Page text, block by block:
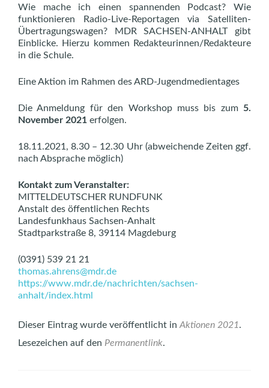
Wie mache ich einen spannenden Podcast? Wie
funktionieren Radio-Live-Reportagen via Satelliten-
Übertragungswagen? MDR SACHSEN-ANHALT gibt
Einblicke. Hierzu kommen Redakteurinnen/Redakteure
in die Schule.
Eine Aktion im Rahmen des ARD-Jugendmedientages
Die Anmeldung für den Workshop muss bis zum 5.
November 2021 erfolgen.
18.11.2021, 8.30 – 12.30 Uhr (abweichende Zeiten ggf.
nach Absprache möglich)
Kontakt zum Veranstalter:
MITTELDEUTSCHER RUNDFUNK
Anstalt des öffentlichen Rechts
Landesfunkhaus Sachsen-Anhalt
Stadtparkstraße 8, 39114 Magdeburg
(0391) 539 21 21
thomas.ahrens@mdr.de
https://www.mdr.de/nachrichten/sachsen-
anhalt/index.html
Dieser Eintrag wurde veröffentlicht in Aktionen 2021.
Lesezeichen auf den Permanentlink.